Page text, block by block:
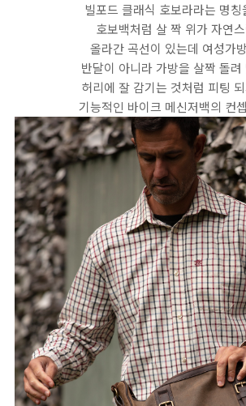
빌포드 클래식 호보라라는 명칭
호보백처럼 살 짝 위가 자연
올라간 곡선이 있는데 여성가
반달이 아니라 가방을 살짝 돌려
허리에 잘 감기는 것처럼 피팅
기능적인 바이크 메신저백의 컨